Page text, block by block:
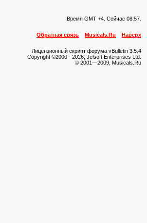
Время GMT +4. Сейчас 08:57
Обратная связь Musicals.Ru Наверх
Лицензионный скрипт форума vBulletin 3.5.4
Copyright ©2000 - 2026, Jelsoft Enterprises Ltd.
© 2001—2009, Musicals.Ru